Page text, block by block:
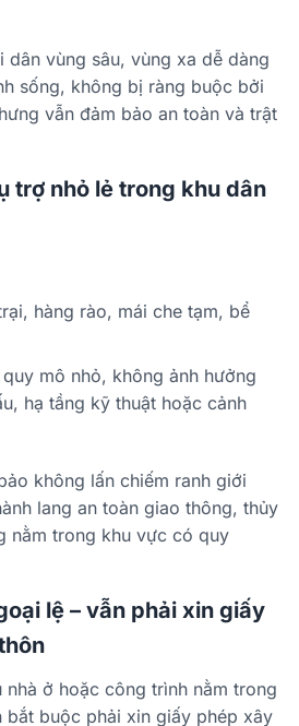
dân vùng sâu, vùng xa dễ dàng
sống, không bị ràng buộc bởi
vẫn đảm bảo an toàn và trật
trợ nhỏ lẻ trong khu dân
hàng rào, mái che tạm, bể
mô nhỏ, không ảnh hưởng
hạ tầng kỹ thuật hoặc cảnh
không lấn chiếm ranh giới
lang an toàn giao thông, thủy
nằm trong khu vực có quy
lệ – vẫn phải xin giấy
nhà ở hoặc công trình nằm trong
bắt buộc phải xin giấy phép xây